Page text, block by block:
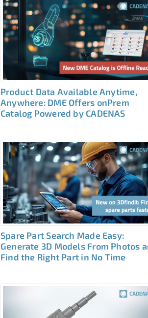
Product Data Available Anytime,
Anywhere: DME Offers onPrem
Catalog Powered by CADENAS
Spare Part Search Made Easy:
Generate 3D Models From Photos
Find the Right Part in No Time